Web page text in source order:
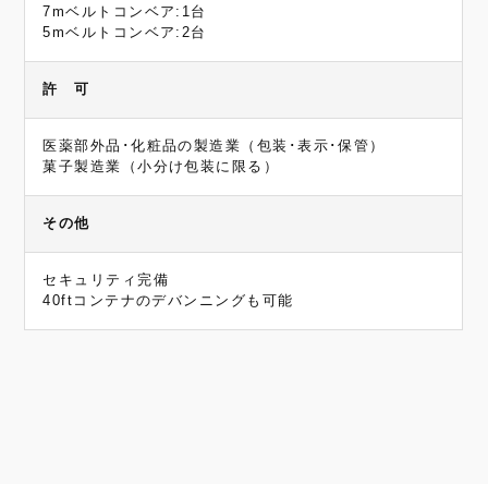
7mベルトコンベア:1台
5mベルトコンベア:2台
許 可
医薬部外品･化粧品の製造業（包装･表示･保管）
菓子製造業（小分け包装に限る）
その他
セキュリティ完備
40ftコンテナのデバンニングも可能